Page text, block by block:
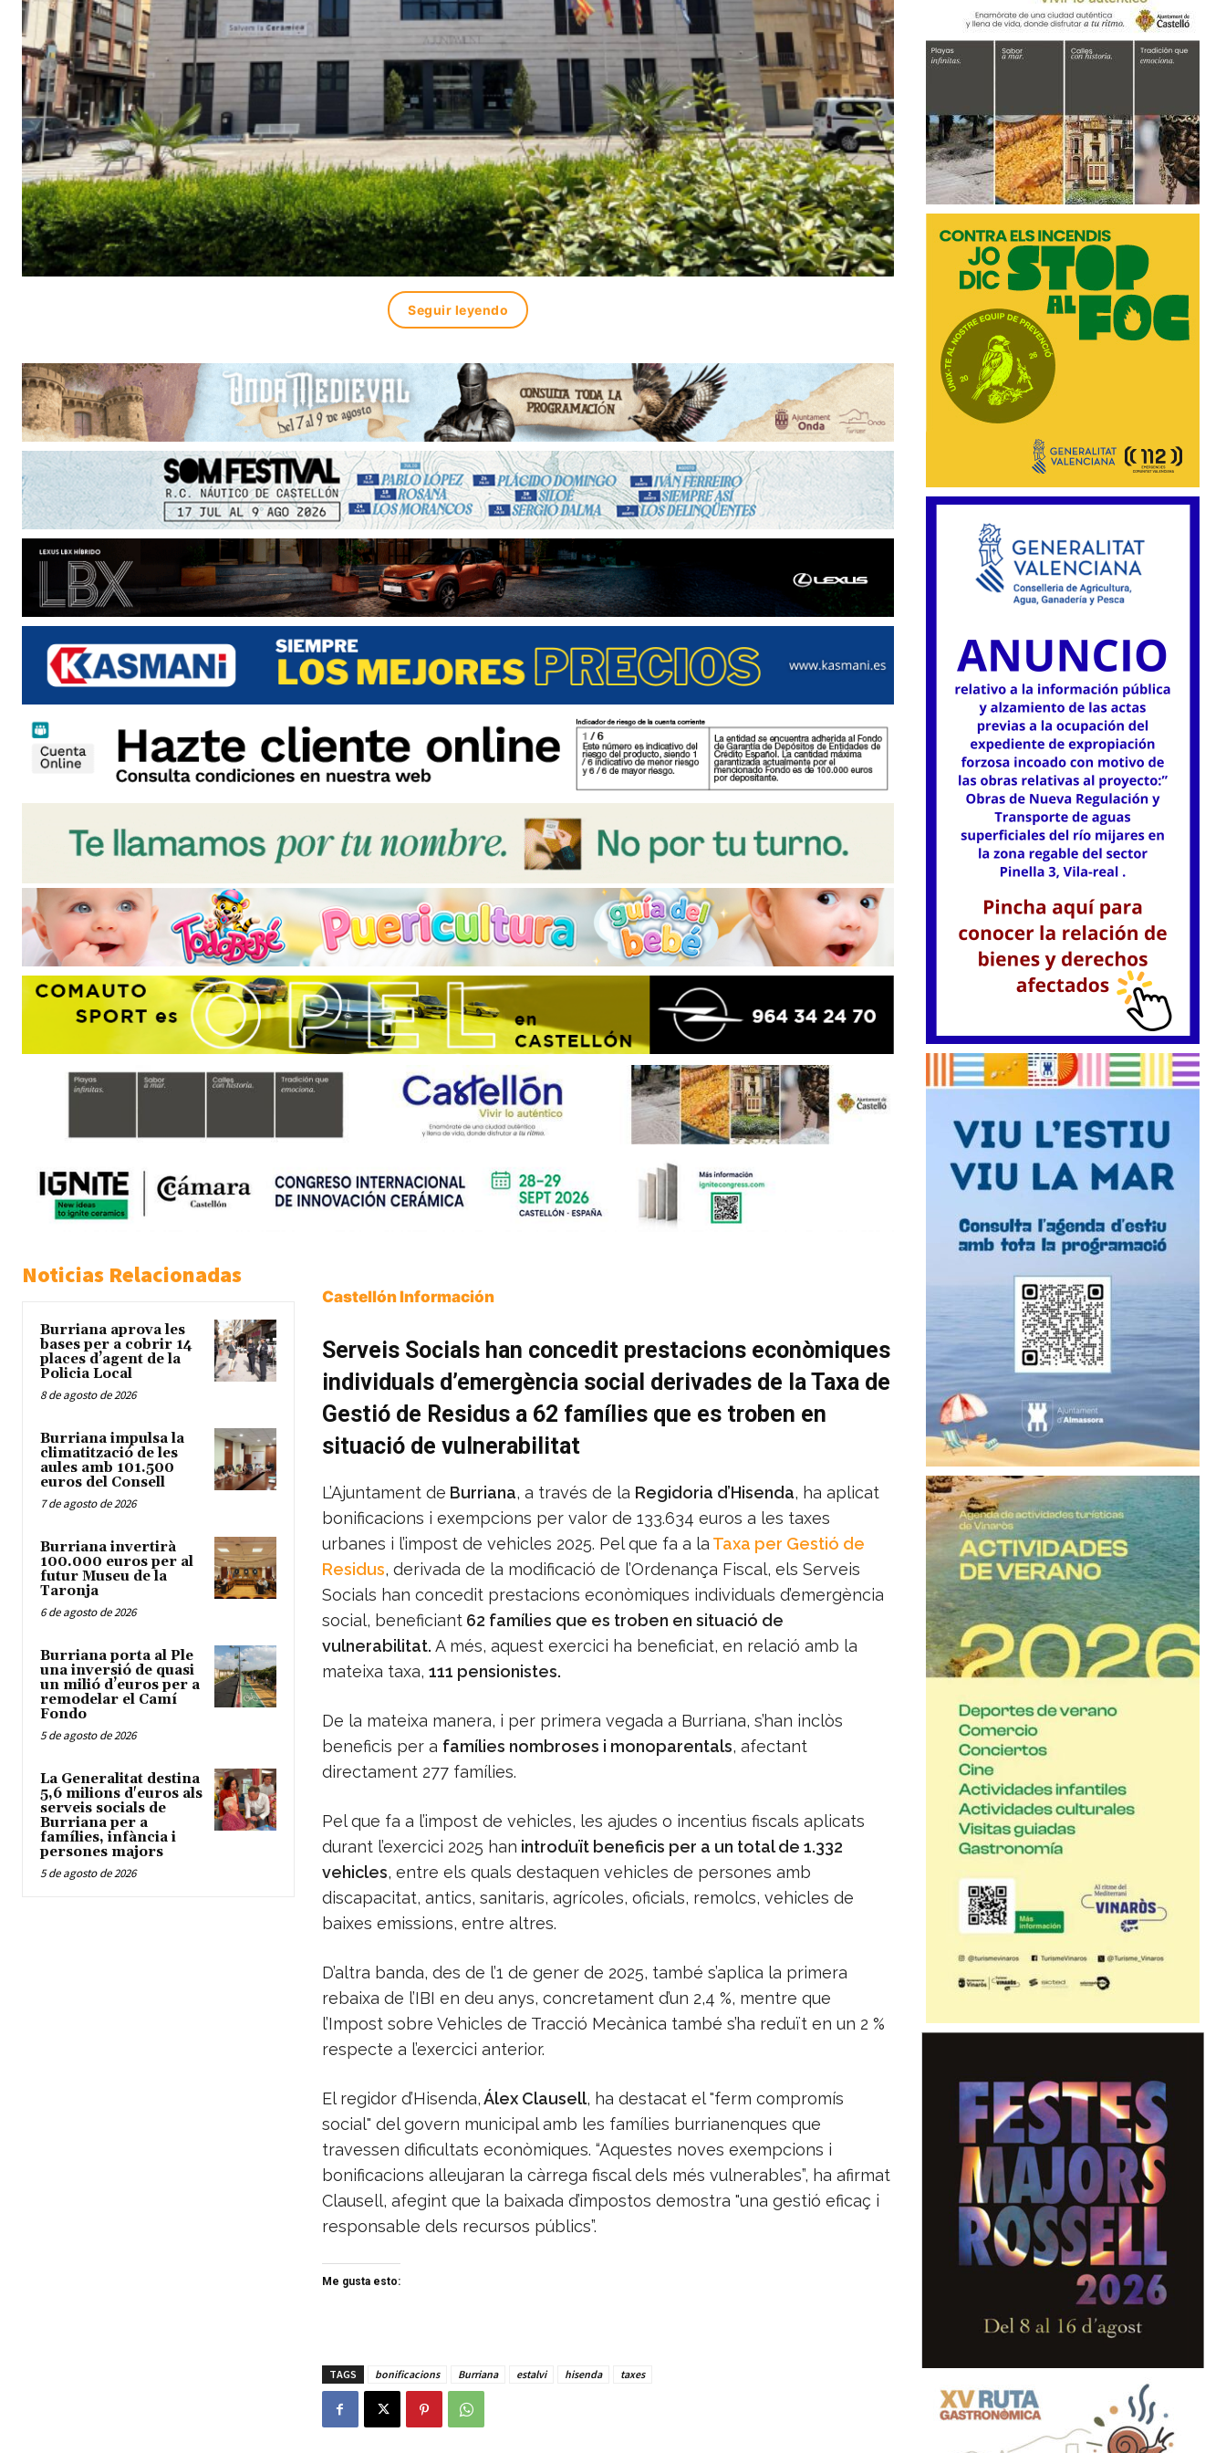
Seguir leyendo
Noticias Relacionadas
Burriana aprova les
bases per a cobrir 14
places d’agent de la
Policia Local
8 de agosto de 2026
Burriana impulsa la
climatització de les
aules amb 101.500
euros del Consell
7 de agosto de 2026
Burriana invertirà
100.000 euros per al
futur Museu de la
Taronja
6 de agosto de 2026
Burriana porta al Ple
una inversió de quasi
un milió d’euros per a
remodelar el Camí
Fondo
5 de agosto de 2026
La Generalitat destina
5,6 milions d'euros als
serveis socials de
Burriana per a
famílies, infància i
persones majors
5 de agosto de 2026
Castellón Información
Serveis Socials han concedit prestacions econòmiques
individuals d’emergència social derivades de la Taxa de
Gestió de Residus a 62 famílies que es troben en
situació de vulnerabilitat
L’Ajuntament de Burriana, a través de la Regidoria d’Hisenda, ha aplicat
bonificacions i exempcions per valor de 133.634 euros a les taxes
urbanes i l’impost de vehicles 2025. Pel que fa a la Taxa per Gestió de
Residus, derivada de la modificació de l’Ordenança Fiscal, els Serveis
Socials han concedit prestacions econòmiques individuals d’emergència
social, beneficiant62 famílies que es troben en situació de
vulnerabilitat. A més, aquest exercici ha beneficiat, en relació amb la
mateixa taxa, 111 pensionistes.
De la mateixa manera, i per primera vegada a Burriana, s’han inclòs
beneficis per a famílies nombroses i monoparentals, afectant
directament 277 famílies.
Pel que fa a l’impost de vehicles, les ajudes o incentius fiscals aplicats
durant l’exercici 2025 han introduït beneficis per a un total de 1.332
vehicles, entre els quals destaquen vehicles de persones amb
discapacitat, antics, sanitaris, agrícoles, oficials, remolcs, vehicles de
baixes emissions, entre altres.
D’altra banda, des de l’1 de gener de 2025, també s’aplica la primera
rebaixa de l’IBI en deu anys, concretament d’un 2,4 %, mentre que
l’Impost sobre Vehicles de Tracció Mecànica també s’ha reduït en un 2 %
respecte a l’exercici anterior.
El regidor d’Hisenda,Álex Clausell, ha destacat el "ferm compromís
social" del govern municipal amb les famílies burrianenques que
travessen dificultats econòmiques. “Aquestes noves exempcions i
bonificacions alleujaran la càrrega fiscal dels més vulnerables”, ha afirmat
Clausell, afegint que la baixada d’impostos demostra "una gestió eficaç i
responsable dels recursos públics”.
Me gusta esto:
TAGS bonificacions Burriana estalvi hisenda taxes